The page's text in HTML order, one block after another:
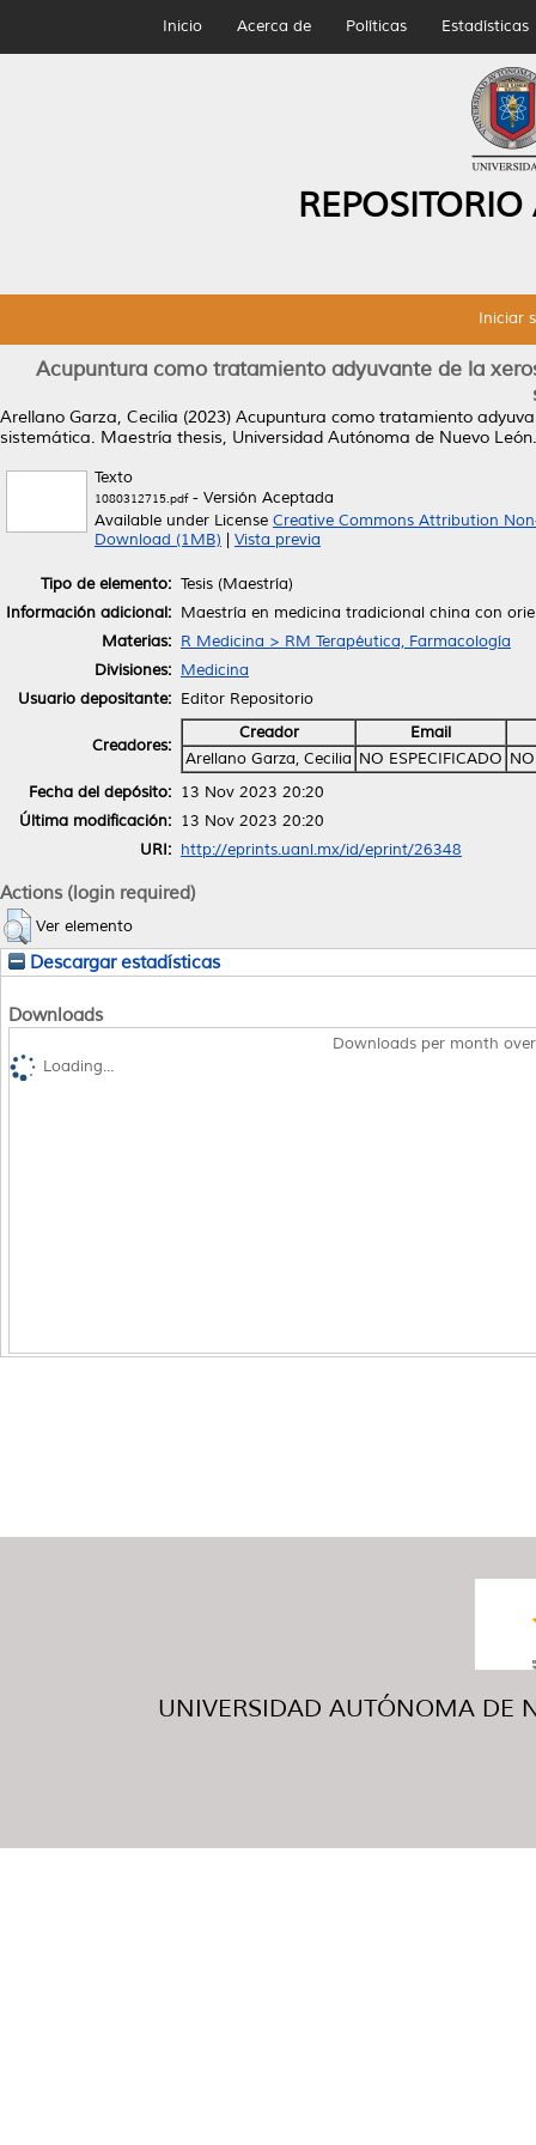
Inicio Acerca de Políticas Estadísticas
Iniciar
Acupuntura como tratamiento adyuvante de la
Arellano Garza, Cecilia (2023) Acupuntura como tratamiento
sistemática. Maestría thesis, Universidad Autónoma de Nuevo León.
Texto
1080312715.pdf- Versión Aceptada
Available under License Creative Commons Attribution
Download (1MB)
Vista previa
Tipo de elemento: Tesis (Maestría)
Información adicional: Maestría en medicina tradicional china con
Materias: R Medicina > RM Terapéutica, Farmacología
Divisiones: Medicina
Usuario depositante: Editor Repositorio
Creadores:
Creador
Email
Arellano Garza, Cecilia NO ESPECIFICADO
Fecha del depósito: 13 Nov 2023 20:20
Última modificación: 13 Nov 2023 20:20
URI: http://eprints.uanl.mx/id/eprint/26348
Actions (login required)
Ver elemento
Descargar estadísticas
Downloads
Downloads per month
Loading...
UNIVERSIDAD AUTÓNOMA DE